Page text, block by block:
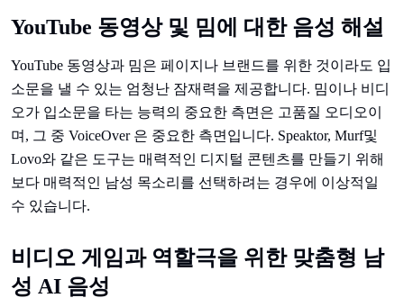
YouTube 동영상 및 밈에 대한 음성 해설
YouTube 동영상과 밈은 페이지나 브랜드를 위한 것이라도 입
소문을 낼 수 있는 엄청난 잠재력을 제공합니다. 밈이나 비디
오가 입소문을 타는 능력의 중요한 측면은 고품질 오디오이
며, 그 중 VoiceOver 은 중요한 측면입니다. Speaktor, Murf및
Lovo와 같은 도구는 매력적인 디지털 콘텐츠를 만들기 위해
보다 매력적인 남성 목소리를 선택하려는 경우에 이상적일
수 있습니다.
비디오 게임과 역할극을 위한 맞춤형 남
성 AI 음성